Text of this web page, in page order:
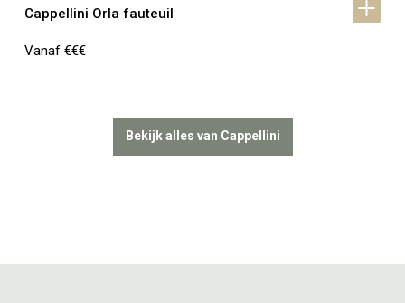
Cappellini Orla fauteuil
Vanaf €€€
Bekijk alles van Cappellini